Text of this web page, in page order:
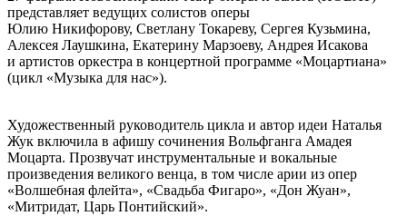
представляет ведущих солистов оперы
Юлию Никифорову, Светлану Токареву, Сергея Кузьмина,
Алексея Лаушкина, Екатерину Марзоеву, Андрея Исакова
и артистов оркестра в концертной программе «Моцартиана»
(цикл «Музыка для нас»).
Художественный руководитель цикла и автор идеи Наталья
Жук включила в афишу сочинения Вольфганга Амадея
Моцарта. Прозвучат инструментальные и вокальные
произведения великого венца, в том числе арии из опер
«Волшебная флейта», «Свадьба Фигаро», «Дон Жуан»,
«Митридат, Царь Понтийский».